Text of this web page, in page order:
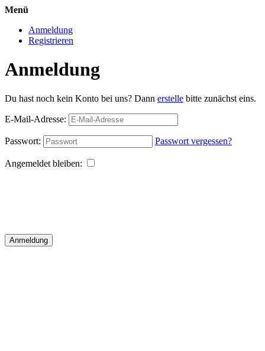
Menü
Anmeldung
Registrieren
Anmeldung
Du hast noch kein Konto bei uns? Dann erstelle bitte zunächst eins.
E-Mail-Adresse:
Passwort: Passwort vergessen?
Angemeldet bleiben:
Anmeldung